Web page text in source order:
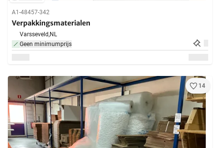
A1-48457-342
Verpakkingsmaterialen
Varsseveld,NL
Geen minimumprijs
14